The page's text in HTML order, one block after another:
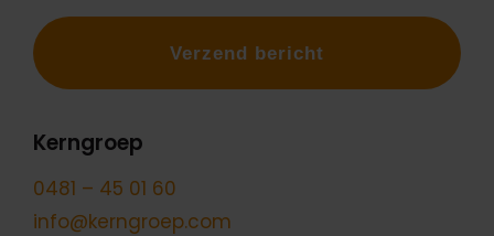
Kerngroep
0481 – 45 01 60
info@kerngroep.com